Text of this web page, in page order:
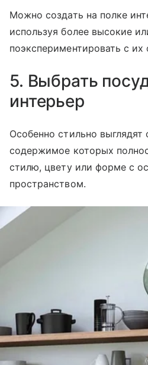
Можно создать на полке
используя более высокие
поэкспериментировать с
5. Выбрать
интерьер
Особенно стильно
содержимое которых
стилю, цвету или форме с
пространством.